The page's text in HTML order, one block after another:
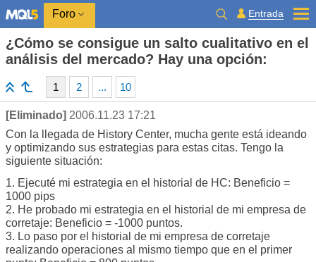
Foro Entrada
¿Cómo se consigue un salto cualitativo en el
análisis del mercado? Hay una opción:
1 2 ... 10
[Eliminado] 2006.11.23 17:21
Con la llegada de History Center, mucha gente está ideando
y optimizando sus estrategias para estas citas. Tengo la
siguiente situación:
1. Ejecuté mi estrategia en el historial de HC: Beneficio =
1000 pips
2. He probado mi estrategia en el historial de mi empresa de
corretaje: Beneficio = -1000 puntos.
3. Lo paso por el historial de mi empresa de corretaje
realizando operaciones al mismo tiempo que en el primer